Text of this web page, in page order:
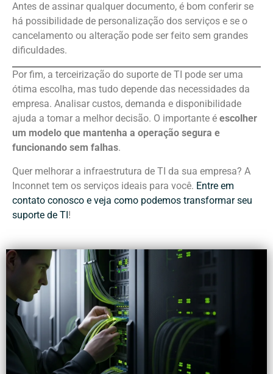
Antes de assinar qualquer documento, é bom conferir se
há possibilidade de personalização dos serviços e se o
cancelamento ou alteração pode ser feito sem grandes
dificuldades.
Por fim, a terceirização do suporte de TI pode ser uma
ótima escolha, mas tudo depende das necessidades da
empresa. Analisar custos, demanda e disponibilidade
ajuda a tomar a melhor decisão. O importante é escolher
um modelo que mantenha a operação segura e
funcionando sem falhas.
Quer melhorar a infraestrutura de TI da sua empresa? A
Inconnet tem os serviços ideais para você. Entre em
contato conosco e veja como podemos transformar seu
suporte de TI!